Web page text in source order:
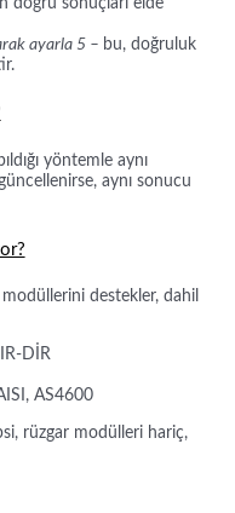
doğru sonuçları elde
ayarla 5 – bu, doğruluk
yöntemle aynı
aynı sonucu
modüllerini destekler, dahil
DİR
AS4600
rüzgar modülleri hariç,